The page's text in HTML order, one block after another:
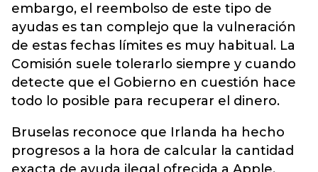
embargo, el reembolso de este tipo de
ayudas es tan complejo que la vulneración
de estas fechas límites es muy habitual. La
Comisión suele tolerarlo siempre y cuando
detecte que el Gobierno en cuestión hace
todo lo posible para recuperar el dinero.
Bruselas reconoce que Irlanda ha hecho
progresos a la hora de calcular la cantidad